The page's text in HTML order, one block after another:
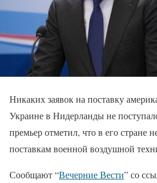
Никаких заявок на поставку
Украине в Нидерланды не
премьер отметил, что в его стране
поставкам военной воздушной
Сообщают “Вечерние Вести” со